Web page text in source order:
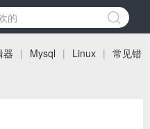
器 | Mysql | Linux | 常见错